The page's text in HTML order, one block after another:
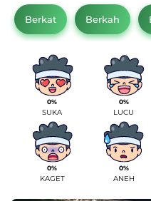
Berkat Berkah
0%
SUKA
0%
LUCU
0%
KAGET
0%
ANEH